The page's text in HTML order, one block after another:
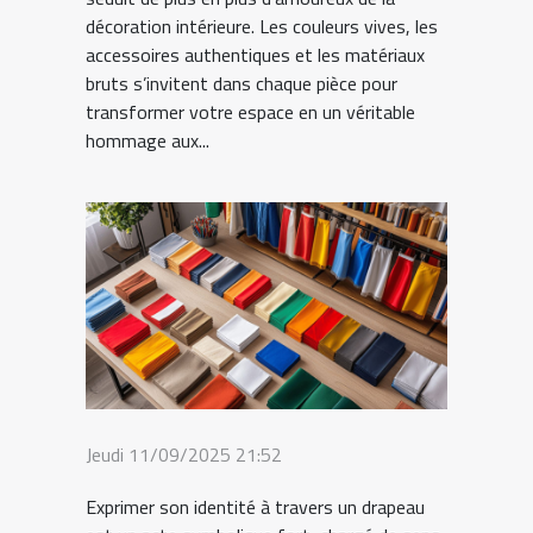
décoration intérieure. Les couleurs vives, les
accessoires authentiques et les matériaux
bruts s’invitent dans chaque pièce pour
transformer votre espace en un véritable
hommage aux...
Jeudi 11/09/2025 21:52
Exprimer son identité à travers un drapeau